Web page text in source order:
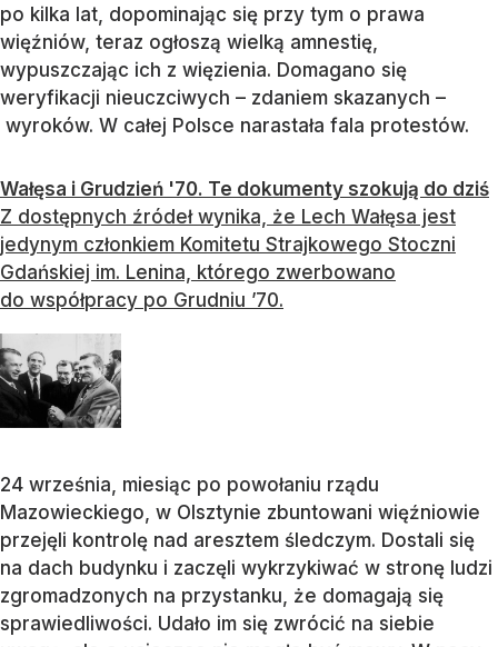
po kilka lat, dopominając się przy tym o prawa
więźniów, teraz ogłoszą wielką amnestię,
wypuszczając ich z więzienia. Domagano się
weryfikacji nieuczciwych – zdaniem skazanych –
wyroków. W całej Polsce narastała fala protestów.
Wałęsa i Grudzień '70. Te dokumenty szokują do dziś
Z dostępnych źródeł wynika, że Lech Wałęsa jest
jedynym członkiem Komitetu Strajkowego Stoczni
Gdańskiej im. Lenina, którego zwerbowano
do współpracy po Grudniu ’70.
24 września, miesiąc po powołaniu rządu
Mazowieckiego, w Olsztynie zbuntowani więźniowie
przejęli kontrolę nad aresztem śledczym. Dostali się
na dach budynku i zaczęli wykrzykiwać w stronę ludzi
zgromadzonych na przystanku, że domagają się
sprawiedliwości. Udało im się zwrócić na siebie